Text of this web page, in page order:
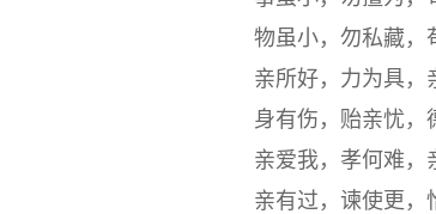
物虽小，勿私藏，
亲所好，力为具，
身有伤，贻亲忧，
亲爱我，孝何难，
亲有过，谏使更，